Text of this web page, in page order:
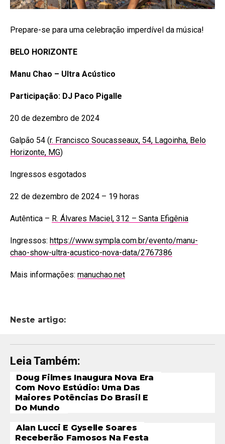
Prepare-se para uma celebração imperdível da música!
BELO HORIZONTE
Manu Chao – Ultra Acústico
Participação: DJ Paco Pigalle
20 de dezembro de 2024
Galpão 54 (r. Francisco Soucasseaux, 54, Lagoinha, Belo
Horizonte, MG)
Ingressos esgotados
22 de dezembro de 2024 – 19 horas
Autêntica – R. Álvares Maciel, 312 – Santa Efigênia
Ingressos: https://www.sympla.com.br/evento/manu-
chao-show-ultra-acustico-nova-data/2767386
Mais informações: manuchao.net
Neste artigo:
Leia Também:
Doug Filmes Inaugura Nova Era
Com Novo Estúdio: Uma Das
Maiores Potências Do Brasil E
Do Mundo
Alan Lucci E Gyselle Soares
Receberão Famosos Na Festa